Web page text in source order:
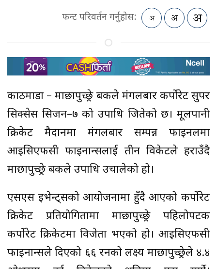
फन्ट परिवर्तन गर्नुहोस:
काठमाडौं – माछापुच्छ्रे बैंकले मंगलबार कर्पोरेट सुपर
सिक्सेस सिजन–७ को उपाधि जितेको छ। मूलपानी
क्रिकेट मैदानमा मंगलबार सम्पन्न फाइनलमा
आइसिएफसी फाइनान्सलाई तीन विकेटले हराउँदै
माछापुच्छ्रे बैंकले उपाधि उचालेको हो।
एसएस इभेन्ट्सको आयोजनामा हुँदै आएको कर्पोरेट
क्रिकेट प्रतियोगितामा माछापुच्छ्रे पहिलोपटक
कर्पोरेट क्रिकेटमा विजेता भएको हो। आइसिएफसी
फाइनान्सले दिएको ६६ रनको लक्ष्य माछापुच्छ्रेले ४.४